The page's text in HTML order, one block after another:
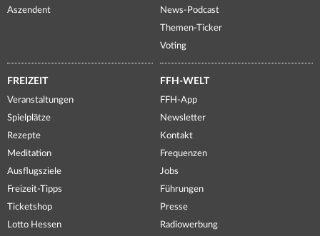
Aszendent
News-Podcast
Themen-Ticker
Voting
FREIZEIT
Veranstaltungen
Spielplätze
Rezepte
Meditation
Ausflugsziele
Freizeit-Tipps
Ticketshop
Lotto Hessen
FFH-WELT
FFH-App
Newsletter
Kontakt
Frequenzen
Jobs
Führungen
Presse
Radiowerbung